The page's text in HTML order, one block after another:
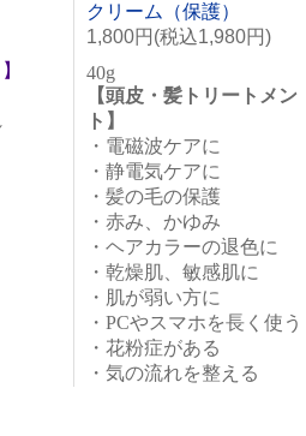
クリーム（保護）
1,800円(税込1,980円)
40g
【頭皮・髪トリートメン
ト】
・電磁波ケアに
・静電気ケアに
・髪の毛の保護
・赤み、かゆみ
・ヘアカラーの退色に
・乾燥肌、敏感肌に
・肌が弱い方に
・PCやスマホを長く使う
・花粉症がある
・気の流れを整える